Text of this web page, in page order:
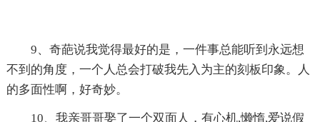
9、奇葩说我觉得最好的是，一件事总能听到永远想
不到的角度，一个人总会打破我先入为主的刻板印象。人
的多面性啊，好奇妙。
10、我亲哥哥娶了一个双面人，有心机,懒惰,爱说假